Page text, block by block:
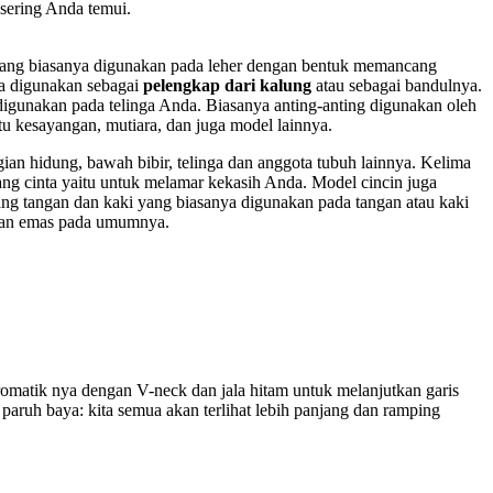
Anda temui.
biasanya digunakan pada leher dengan bentuk memancang
digunakan sebagai pelengkap dari kalung atau sebagai bandulnya.
pada telinga Anda. Biasanya anting-anting digunakan oleh
kesayangan, mutiara, dan juga model lainnya.
hidung, bawah bibir, telinga dan anggota tubuh lainnya. Kelima
cinta yaitu untuk melamar kekasih Anda. Model cincin juga
tangan dan kaki yang biasanya digunakan pada tangan atau kaki
emas pada umumnya.
nya dengan V-neck dan jala hitam untuk melanjutkan garis
baya: kita semua akan terlihat lebih panjang dan ramping